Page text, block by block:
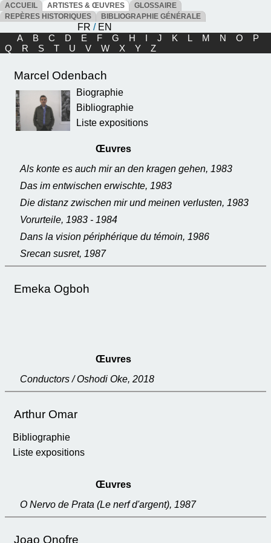
ACCUEIL ARTISTES & ŒUVRES
GLOSSAIRE
REPÈRES HISTORIQUES
BIBLIOGRAPHIE GÉNÉRALE
FR / EN
A
B C D E F G H I J K L M N O
P
Q
R S T U V W X Y Z